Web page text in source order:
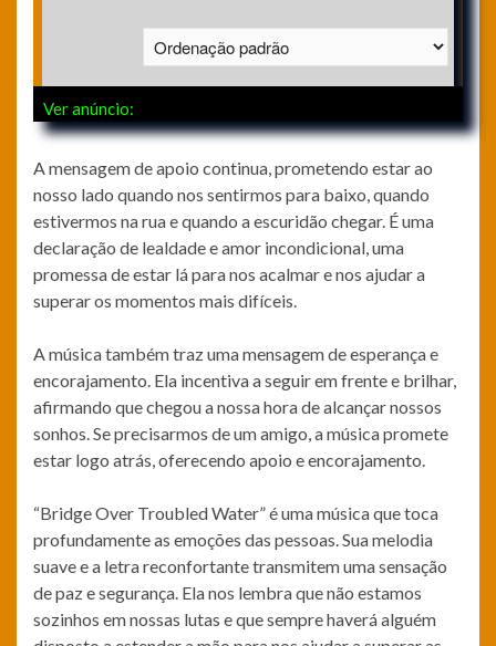
Ver anúncio:
A mensagem de apoio continua, prometendo estar ao
nosso lado quando nos sentirmos para baixo, quando
estivermos na rua e quando a escuridão chegar. É uma
declaração de lealdade e amor incondicional, uma
promessa de estar lá para nos acalmar e nos ajudar a
superar os momentos mais difíceis.
A música também traz uma mensagem de esperança e
encorajamento. Ela incentiva a seguir em frente e brilhar,
afirmando que chegou a nossa hora de alcançar nossos
sonhos. Se precisarmos de um amigo, a música promete
estar logo atrás, oferecendo apoio e encorajamento.
“Bridge Over Troubled Water” é uma música que toca
profundamente as emoções das pessoas. Sua melodia
suave e a letra reconfortante transmitem uma sensação
de paz e segurança. Ela nos lembra que não estamos
sozinhos em nossas lutas e que sempre haverá alguém